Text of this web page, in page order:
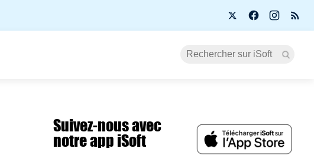
Suivez-nous avec
notre app iSoft